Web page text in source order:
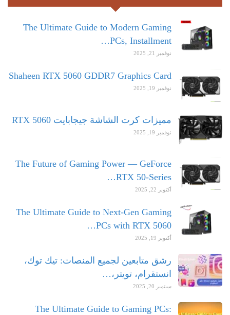
The Ultimate Guide to Modern Gaming
PCs, Installment…
نوفمبر 21, 2025
Shaheen RTX 5060 GDDR7 Graphics Card
نوفمبر 19, 2025
مميزات كرت الشاشة جيجابايت RTX 5060
نوفمبر 19, 2025
The Future of Gaming Power — GeForce
RTX 50-Series…
أكتوبر 22, 2025
The Ultimate Guide to Next-Gen Gaming
PCs with RTX 5060…
أكتوبر 19, 2025
رشق متابعين لجميع المنصات: تيك توك،
انستقرام، تويتر،…
سبتمبر 20, 2025
The Ultimate Guide to Gaming PCs: